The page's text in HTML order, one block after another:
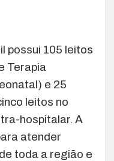
possui 105 leitos
Terapia
e 25
leitos no
hospitalar. A
atender
toda a região e